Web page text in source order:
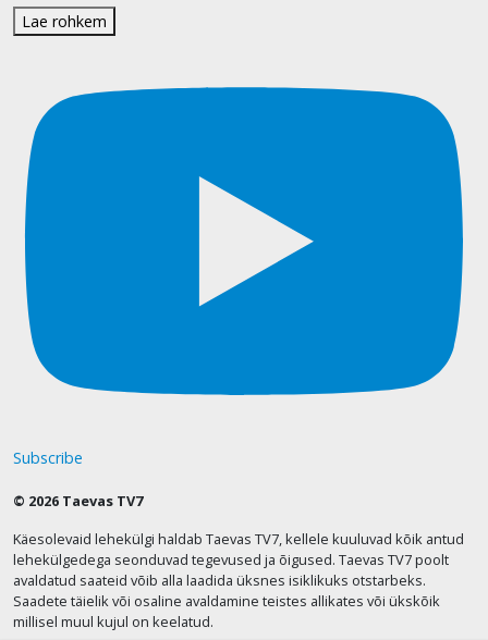
Lae rohkem
Subscribe
© 2026 Taevas TV7
Käesolevaid lehekülgi haldab Taevas TV7, kellele kuuluvad kõik antud
lehekülgedega seonduvad tegevused ja õigused. Taevas TV7 poolt
avaldatud saateid võib alla laadida üksnes isiklikuks otstarbeks.
Saadete täielik või osaline avaldamine teistes allikates või ükskõik
millisel muul kujul on keelatud.